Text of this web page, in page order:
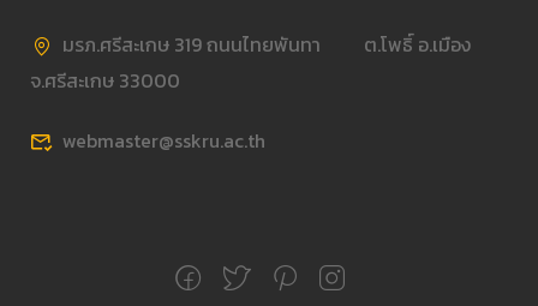
มรภ.ศรีสะเกษ 319 ถนนไทยพันทา ต.โพธิ์ อ.เมือง
จ.ศรีสะเกษ 33000
webmaster@sskru.ac.th